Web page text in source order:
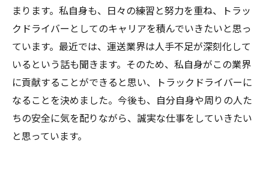
まります。私自身も、日々の練習と努力を重ね、トラッ
クドライバーとしてのキャリアを積んでいきたいと思っ
ています。最近では、運送業界は人手不足が深刻化して
いるという話も聞きます。そのため、私自身がこの業界
に貢献することができると思い、トラックドライバーに
なることを決めました。今後も、自分自身や周りの人た
ちの安全に気を配りながら、誠実な仕事をしていきたい
と思っています。